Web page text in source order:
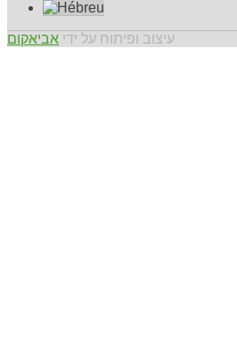
עיצוב ופיתוח על ידי אביאקום